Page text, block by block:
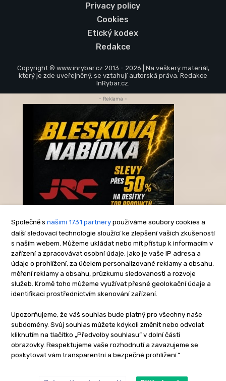
Privacy policy
Cookies
Etický kodex
Redakce
Copyright © www.inrybar.cz 2013 - 2026 | Na veškerý materiál,
který je zde uveřejněný, se vztahují autorská práva. Redakce
InRybar.cz.
Společně s našimi 1731 partnery používáme soubory cookies a
další sledovací technologie sloužící ke zlepšení vašich zkušeností
s naším webem. Můžeme ukládat nebo mít přístup k informacím v
zařízení a zpracovávat osobní údaje, jako je vaše IP adresa a
údaje o prohlížení, za účelem personalizované reklamy a obsahu,
měření reklamy a obsahu, průzkumu sledovanosti a rozvoje
služeb. Kromě toho můžeme využívat přesné geolokační údaje a
identifikaci prostřednictvím skenování zařízení.
Upozorňujeme, že váš souhlas bude platný pro všechny naše
subdomény. Svůj souhlas můžete kdykoli změnit nebo odvolat
kliknutím na tlačítko „Předvolby souhlasu” v dolní části
obrazovky. Respektujeme vaše rozhodnutí a zavazujeme se
poskytovat vám transparentní a bezpečné prohlížení.”
- Reklama -
-Reklama-